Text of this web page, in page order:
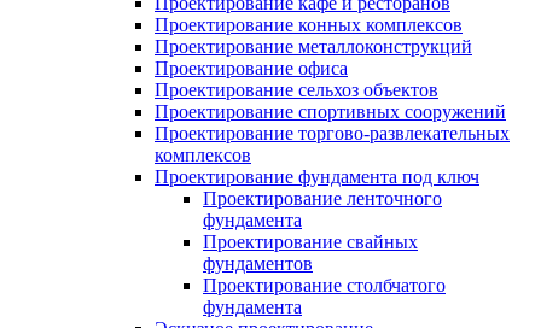
Проектирование конных комплексов
Проектирование металлоконструкций
Проектирование офиса
Проектирование сельхоз объектов
Проектирование спортивных сооружений
Проектирование торгово-развлекательных
комплексов
Проектирование фундамента под ключ
Проектирование ленточного
фундамента
Проектирование свайных
фундаментов
Проектирование столбчатого
фундамента